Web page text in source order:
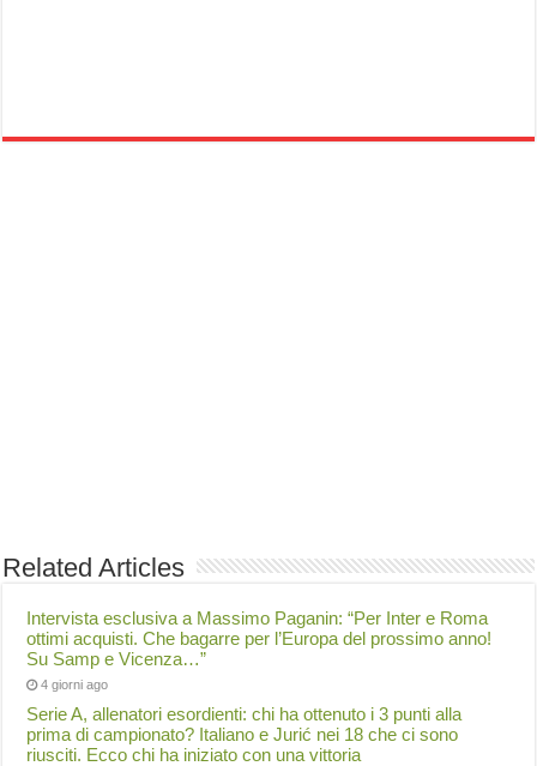
Related Articles
Intervista esclusiva a Massimo Paganin: “Per Inter e Roma
ottimi acquisti. Che bagarre per l’Europa del prossimo anno!
Su Samp e Vicenza…”
4 giorni ago
Serie A, allenatori esordienti: chi ha ottenuto i 3 punti alla
prima di campionato? Italiano e Jurić nei 18 che ci sono
riusciti. Ecco chi ha iniziato con una vittoria